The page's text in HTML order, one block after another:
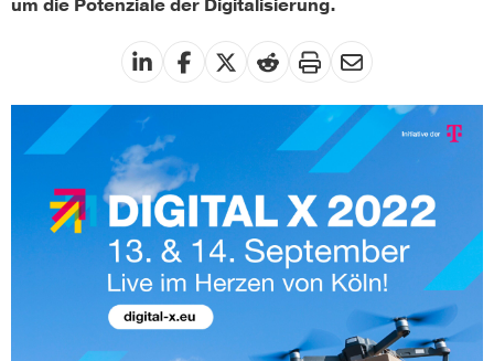
um die Potenziale der Digitalisierung.